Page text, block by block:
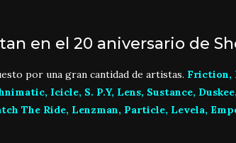
en el 20 aniversario de
por una gran cantidad de artistas. Friction,
Icicle, S. P.Y, Lens, Sustance,
The Ride, Lenzman, Particle, Levela,